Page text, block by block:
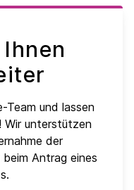
Team und lassen
Wir unterstützen
der
Antrag eines